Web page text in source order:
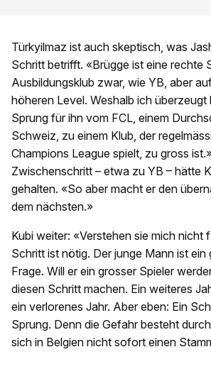
Türkyilmaz ist auch skeptisch, was
Schritt betrifft. «Brügge ist eine rechte
Ausbildungsklub zwar, wie YB, aber
höheren Level. Weshalb ich überzeugt
Sprung für ihn vom FCL, einem
Schweiz, zu einem Klub, der
Champions League spielt, zu gross
Zwischenschritt – etwa zu YB – hätte
gehalten. «So aber macht er den
dem nächsten.»
Kubi weiter: «Verstehen sie mich nicht
Schritt ist nötig. Der junge Mann ist ein
Frage. Will er ein grosser Spieler
diesen Schritt machen. Ein weiteres
ein verlorenes Jahr. Aber eben: Ein
Sprung. Denn die Gefahr besteht
sich in Belgien nicht sofort einen